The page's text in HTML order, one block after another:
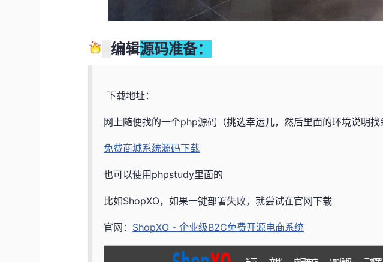
编辑源码准备：
下载地址：
网上随便找的一个php源码（挑选幸运儿，然后里面的环境说明找
免费商城系统源码下载
也可以使用phpstudy里面的
比如ShopXO，如果一键部署失败，就尝试在官网下载
官网： ShopXO - 企业级B2C免费开源电商系统